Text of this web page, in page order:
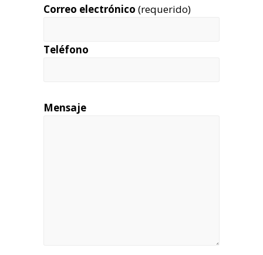
Correo electrónico (requerido)
Teléfono
Mensaje